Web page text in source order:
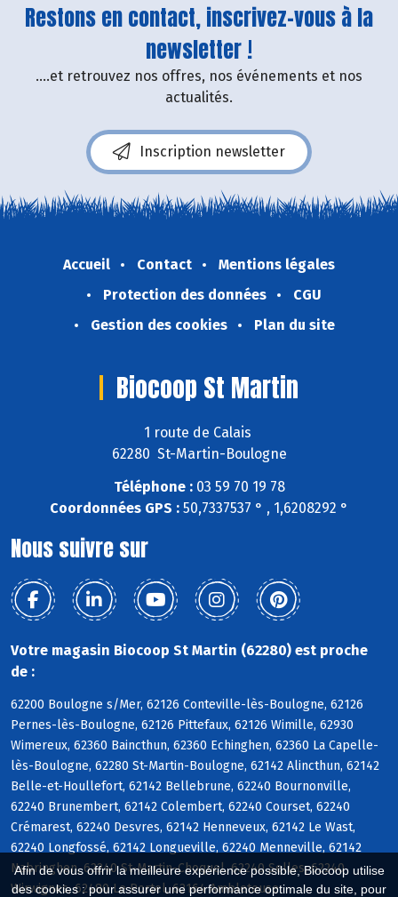
Afin de vous offrir la meilleure expérience possible, Biocoop utilise
des cookies : pour assurer une performance optimale du site, pour
Restons en contact, inscrivez-vous à la
newsletter !
....et retrouvez nos offres, nos événements et nos
actualités.
Inscription newsletter
Accueil Contact
Mentions légales
Protection des données
CGU
Gestion des cookies
Plan du site
Biocoop St Martin
1 route de Calais
62280 St-Martin-Boulogne
Téléphone :03 59 70 19 78
Coordonnées GPS : 50,7337537 ° , 1,6208292 °
Nous suivre sur
Votre magasin Biocoop St Martin (62280) est proche
de :
62200 Boulogne s/Mer, 62126 Conteville-lès-Boulogne, 62126
Pernes-lès-Boulogne, 62126 Pittefaux, 62126 Wimille, 62930
Wimereux, 62360 Baincthun, 62360 Echinghen, 62360 La Capelle-
lès-Boulogne, 62280 St-Martin-Boulogne, 62142 Alincthun, 62142
Belle-et-Houllefort, 62142 Bellebrune, 62240 Bournonville,
62240 Brunembert, 62142 Colembert, 62240 Courset, 62240
Crémarest, 62240 Desvres, 62142 Henneveux, 62142 Le Wast,
62240 Longfossé, 62142 Longueville, 62240 Menneville, 62142
Nabringhen, 62240 St-Martin-Choquel, 62240 Selles, 62240
Wirwignes, 62480 Le Portel, 62164 Ambleteuse